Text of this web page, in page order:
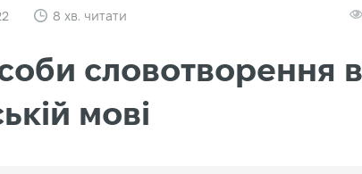
8 хв. читати
словотворення в
мові